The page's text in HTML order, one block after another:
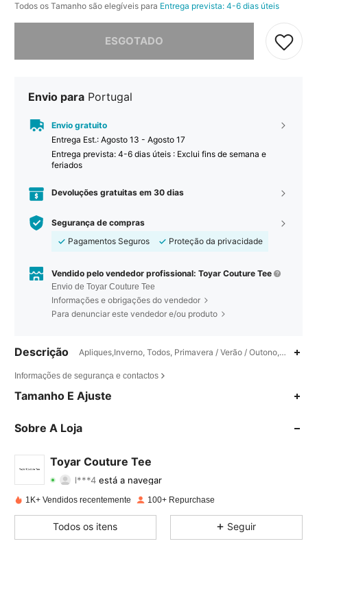
Todos os Tamanho são elegíveis para Entrega prevista: 4-6 dias úteis
ESGOTADO
Envio para Portugal
Envio gratuito
Entrega Est.: Agosto 13 - Agosto 17
Entrega prevista: 4-6 dias úteis : Exclui fins de semana e
feriados
Devoluções gratuitas em 30 dias
Segurança de compras
Pagamentos Seguros
Proteção da privacidade
Vendido pelo vendedor profissional: Toyar Couture Tee
Envio de Toyar Couture Tee
Informações e obrigações do vendedor
Para denunciar este vendedor e/ou produto
Descrição Apliques,Inverno, Todos, Primavera / Verão / Outono,Manga Regular
Informações de segurança e contactos
Tamanho E Ajuste
Sobre A Loja
Toyar Couture Tee
l***4
4,72 Avaliação 35Itens
4,72 35 59
1K+ Vendidos recentemente 100+ Repurchase
Todos os itens Seguir